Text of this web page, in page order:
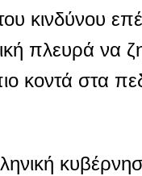
κινδύνου
πλευρά να
κοντά στα